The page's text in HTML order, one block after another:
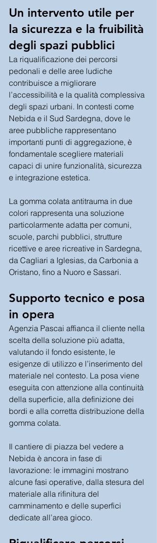
Un intervento utile per
la sicurezza e la fruibilità
degli spazi pubblici
La riqualificazione dei percorsi
pedonali e delle aree ludiche
contribuisce a migliorare
l’accessibilità e la qualità complessiva
degli spazi urbani. In contesti come
Nebida e il Sud Sardegna, dove le
aree pubbliche rappresentano
importanti punti di aggregazione, è
fondamentale scegliere materiali
capaci di unire funzionalità, sicurezza
e integrazione estetica.
La gomma colata antitrauma in due
colori rappresenta una soluzione
particolarmente adatta per comuni,
scuole, parchi pubblici, strutture
ricettive e aree ricreative in Sardegna,
da Cagliari a Iglesias, da Carbonia a
Oristano, fino a Nuoro e Sassari.
Supporto tecnico e posa
in opera
Agenzia Pascai affianca il cliente nella
scelta della soluzione più adatta,
valutando il fondo esistente, le
esigenze di utilizzo e l’inserimento del
materiale nel contesto. La posa viene
eseguita con attenzione alla continuità
della superficie, alla definizione dei
bordi e alla corretta distribuzione della
gomma colata.
Il cantiere di piazza bel vedere a
Nebida è ancora in fase di
lavorazione: le immagini mostrano
alcune fasi operative, dalla stesura del
materiale alla rifinitura del
camminamento e delle superfici
dedicate all’area gioco.